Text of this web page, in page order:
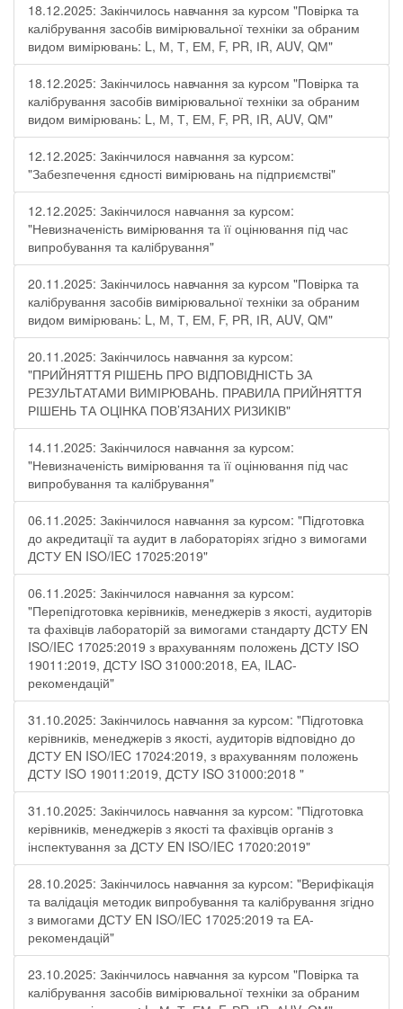
18.12.2025: Закінчилось навчання за курсом "Повірка та
калібрування засобів вимірювальної техніки за обраним
видом вимірювань: L, М, Т, ЕМ, F, РR, ІR, АUV, QМ"
18.12.2025: Закінчилось навчання за курсом "Повірка та
калібрування засобів вимірювальної техніки за обраним
видом вимірювань: L, М, Т, ЕМ, F, РR, ІR, АUV, QМ"
12.12.2025: Закінчилося навчання за курсом:
"Забезпечення єдності вимірювань на підприємстві"
12.12.2025: Закінчилося навчання за курсом:
"Невизначеність вимірювання та її оцінювання під час
випробування та калібрування"
20.11.2025: Закінчилось навчання за курсом "Повірка та
калібрування засобів вимірювальної техніки за обраним
видом вимірювань: L, М, Т, ЕМ, F, РR, ІR, АUV, QМ"
20.11.2025: Закінчилось навчання за курсом:
"ПРИЙНЯТТЯ РІШЕНЬ ПРО ВІДПОВІДНІСТЬ ЗА
РЕЗУЛЬТАТАМИ ВИМІРЮВАНЬ. ПРАВИЛА ПРИЙНЯТТЯ
РІШЕНЬ ТА ОЦІНКА ПОВ’ЯЗАНИХ РИЗИКІВ"
14.11.2025: Закінчилося навчання за курсом:
"Невизначеність вимірювання та її оцінювання під час
випробування та калібрування"
06.11.2025: Закінчилося навчання за курсом: "Підготовка
до акредитації та аудит в лабораторіях згідно з вимогами
ДСТУ EN ISO/IEC 17025:2019"
06.11.2025: Закінчилося навчання за курсом:
"Перепідготовка керівників, менеджерів з якості, аудиторів
та фахівців лабораторій за вимогами стандарту ДСТУ EN
ISO/IEC 17025:2019 з врахуванням положень ДСТУ ISO
19011:2019, ДСТУ ISO 31000:2018, ЕА, ILAC-
рекомендацій"
31.10.2025: Закінчилось навчання за курсом: "Підготовка
керівників, менеджерів з якості, аудиторів відповідно до
ДСТУ EN ISO/IEC 17024:2019, з врахуванням положень
ДСТУ ISO 19011:2019, ДСТУ ISO 31000:2018 "
31.10.2025: Закінчилось навчання за курсом: "Підготовка
керівників, менеджерів з якості та фахівців органів з
інспектування за ДСТУ EN ISO/IEC 17020:2019"
28.10.2025: Закінчилось навчання за курсом: "Верифікація
та валідація методик випробування та калібрування згідно
з вимогами ДСТУ EN ISO/IEC 17025:2019 та ЕА-
рекомендацій"
23.10.2025: Закінчилось навчання за курсом "Повірка та
калібрування засобів вимірювальної техніки за обраним